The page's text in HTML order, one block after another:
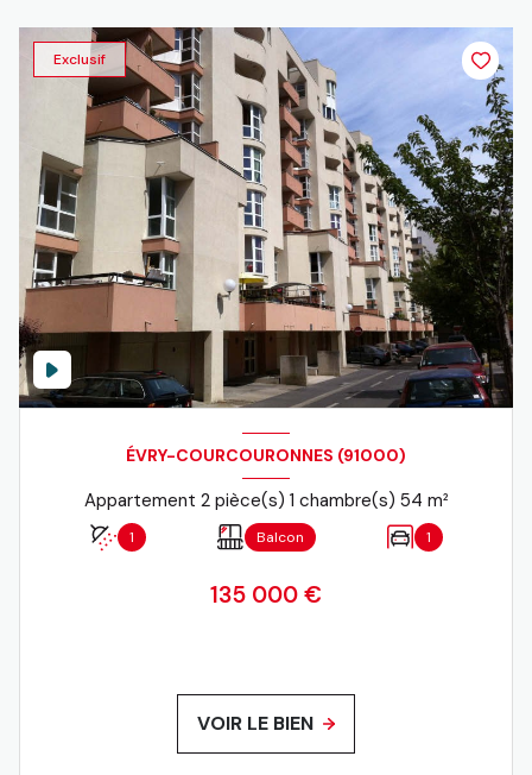
Exclusif
ÉVRY-COURCOURONNES (91000)
Appartement 2 pièce(s) 1 chambre(s) 54 m²
1 Balcon 1
135 000 €
VOIR LE BIEN